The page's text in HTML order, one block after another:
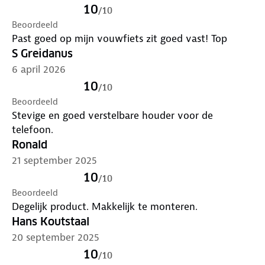
10/10
Beoordeeld
Past goed op mijn vouwfiets zit goed vast! Top
S Greidanus
6 april 2026
10/10
Beoordeeld
Stevige en goed verstelbare houder voor de
telefoon.
Ronald
21 september 2025
10/10
Beoordeeld
Degelijk product. Makkelijk te monteren.
Hans Koutstaal
20 september 2025
10/10